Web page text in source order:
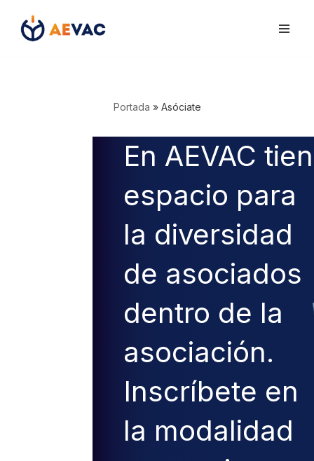
Saltar
Portada » Asóciate
En AEVAC
espacio para
la diversidad
de asociados
dentro de la
asociación.
Inscríbete en
la modalidad